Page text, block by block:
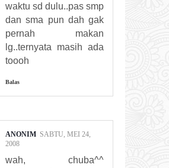
waktu sd dulu..pas smp
dan sma pun dah gak
pernah makan
lg..ternyata masih ada
toooh
Balas
ANONIM SABTU, MEI 24,
2008
wah, chuba^^